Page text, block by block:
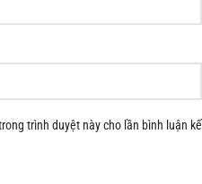
trình duyệt này cho lần bình luận kế